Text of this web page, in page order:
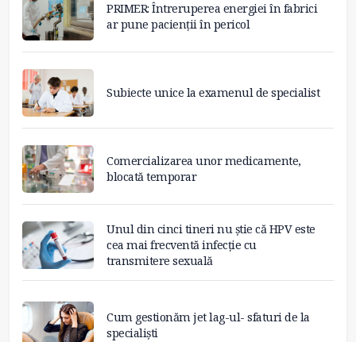
PRIMER: Întreruperea energiei în fabrici
ar pune pacienții în pericol
Subiecte unice la examenul de specialist
Comercializarea unor medicamente,
blocată temporar
Unul din cinci tineri nu știe că HPV este
cea mai frecventă infecție cu
transmitere sexuală
Cum gestionăm jet lag-ul- sfaturi de la
specialiști